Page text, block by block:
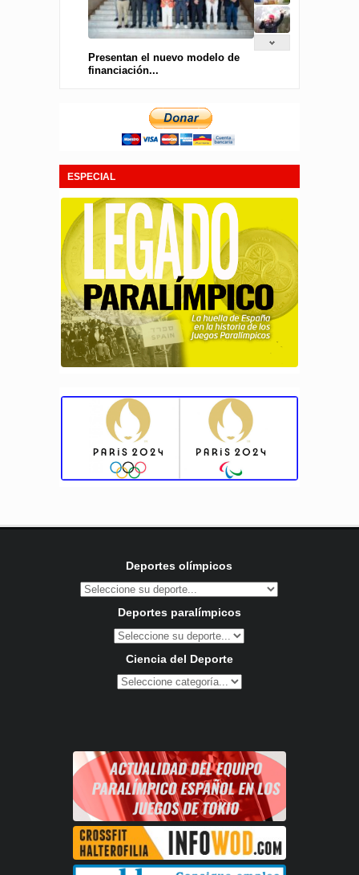
Presentan el nuevo modelo de
financiación...
ESPECIAL
Deportes olímpicos
Deportes paralímpicos
Ciencia del Deporte